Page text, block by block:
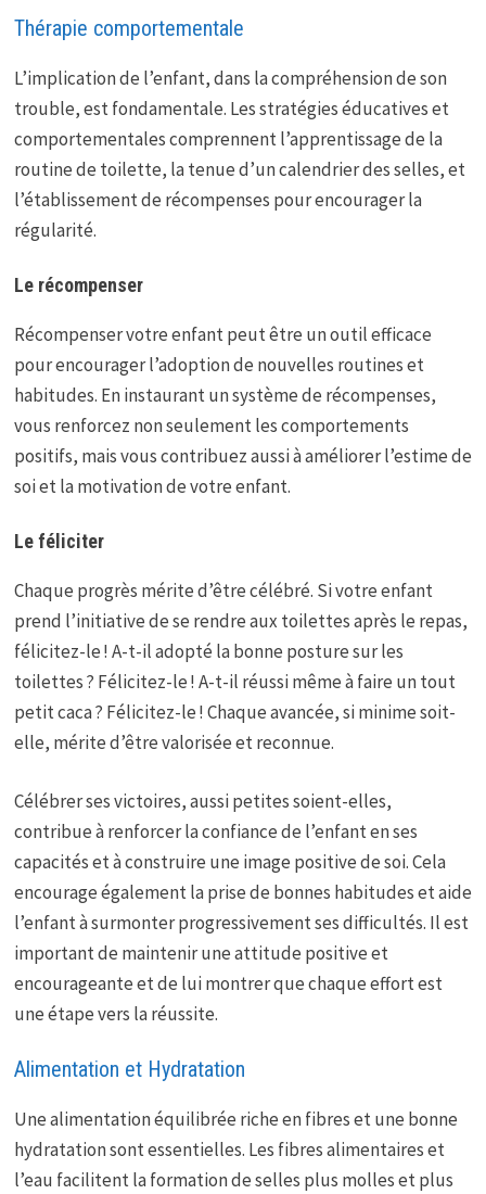
Thérapie comportementale
L’implication de l’enfant, dans la compréhension de son
trouble, est fondamentale. Les stratégies éducatives et
comportementales comprennent l’apprentissage de la
routine de toilette, la tenue d’un calendrier des selles, et
l’établissement de récompenses pour encourager la
régularité.
Le récompenser
Récompenser votre enfant peut être un outil efficace
pour encourager l’adoption de nouvelles routines et
habitudes. En instaurant un système de récompenses,
vous renforcez non seulement les comportements
positifs, mais vous contribuez aussi à améliorer l’estime de
soi et la motivation de votre enfant.
Le féliciter
Chaque progrès mérite d’être célébré. Si votre enfant
prend l’initiative de se rendre aux toilettes après le repas,
félicitez-le ! A-t-il adopté la bonne posture sur les
toilettes ? Félicitez-le ! A-t-il réussi même à faire un tout
petit caca ? Félicitez-le ! Chaque avancée, si minime soit-
elle, mérite d’être valorisée et reconnue.
Célébrer ses victoires, aussi petites soient-elles,
contribue à renforcer la confiance de l’enfant en ses
capacités et à construire une image positive de soi. Cela
encourage également la prise de bonnes habitudes et aide
l’enfant à surmonter progressivement ses difficultés. Il est
important de maintenir une attitude positive et
encourageante et de lui montrer que chaque effort est
une étape vers la réussite.
Alimentation et Hydratation
Une alimentation équilibrée riche en fibres et une bonne
hydratation sont essentielles. Les fibres alimentaires et
l’eau facilitent la formation de selles plus molles et plus